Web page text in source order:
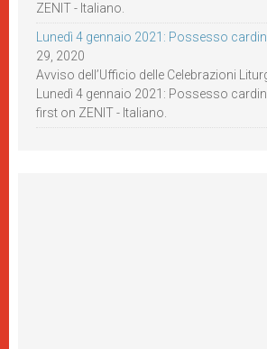
ZENIT - Italiano.
Lunedì 4 gennaio 2021: Possesso
29, 2020
Avviso dell’Ufficio delle Celebrazioni
Lunedì 4 gennaio 2021: Possesso
first on ZENIT - Italiano.